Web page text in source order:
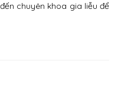
chuyên khoa gia liễu để